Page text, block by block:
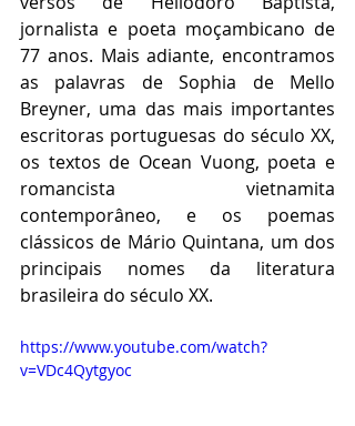
jornalista e poeta moçambicano de
77 anos. Mais adiante, encontramos
as palavras de Sophia de Mello
Breyner, uma das mais importantes
escritoras portuguesas do século XX,
os textos de Ocean Vuong, poeta e
romancista vietnamita
contemporâneo, e os poemas
clássicos de Mário Quintana, um dos
principais nomes da literatura
brasileira do século XX.
https://www.youtube.com/watch?
v=VDc4Qytgyoc